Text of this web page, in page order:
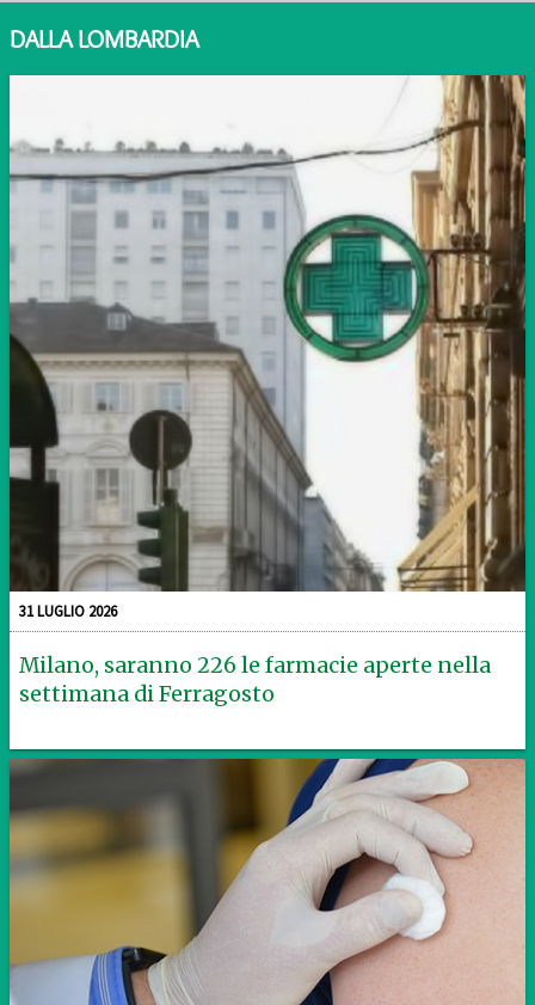
DALLA LOMBARDIA
31 LUGLIO 2026
Milano, saranno 226 le farmacie aperte nella
settimana di Ferragosto